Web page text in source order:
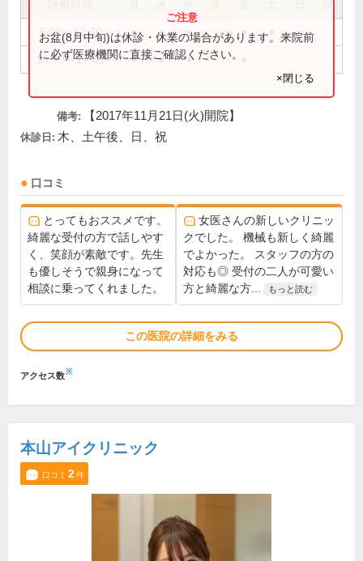
祝
9:00～12:30 ● ● ● ●
14:30～17:00 ● ● ●
お盆(8月中旬)は休診・休業の場合があります。来院前
に必ず医療機関に直接ご確認ください。
×閉じる
備考: 【2017年11月21日(火)開院】
休診日: 木、土午後、日、祝
口コミ
とってもおススメです。
綺麗な受付の方で話しやす
く、笑顔が素敵です。先生
も優しそうで親身になって
相談に乗ってくれました。
女医さんの新しいクリニッ
クでした。 機械も新しく綺麗
でよかった。 スタッフの方の
対応も◎ 受付の二人が可愛い
方と綺麗な方...
もっと読む
この医院の詳細をみる
アクセス数※
本山アイクリニック
口コミ 2件